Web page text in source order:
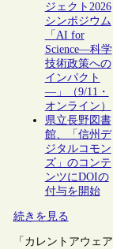
ジェクト2026
シンポジウム
「AI for
Science―科学
技術政策への
インパクト
―」（9/11・
オンライン）
県立長野図書
館、「信州デ
ジタルコモン
ズ」のコンテ
ンツにDOIの
付与を開始
続きを見る
「カレントアウェア